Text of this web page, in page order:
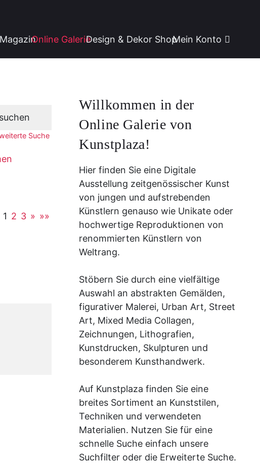
Online GalerieDesign & Dekor ShopMein Konto
Suche
1 2 3 » »»
Willkommen in der
Online Galerie von
Kunstplaza!
Hier finden Sie eine Digitale
Ausstellung zeitgenössischer Kunst
von jungen und aufstrebenden
Künstlern genauso wie Unikate oder
hochwertige Reproduktionen von
renommierten Künstlern von
Weltrang.
Stöbern Sie durch eine vielfältige
Auswahl an abstrakten Gemälden,
figurativer Malerei, Urban Art, Street
Art, Mixed Media Collagen,
Zeichnungen, Lithografien,
Kunstdrucken, Skulpturen und
besonderem Kunsthandwerk.
Auf Kunstplaza finden Sie eine
breites Sortiment an Kunststilen,
Techniken und verwendeten
Materialien. Nutzen Sie für eine
schnelle Suche einfach unsere
Suchfilter oder die Erweiterte Suche.